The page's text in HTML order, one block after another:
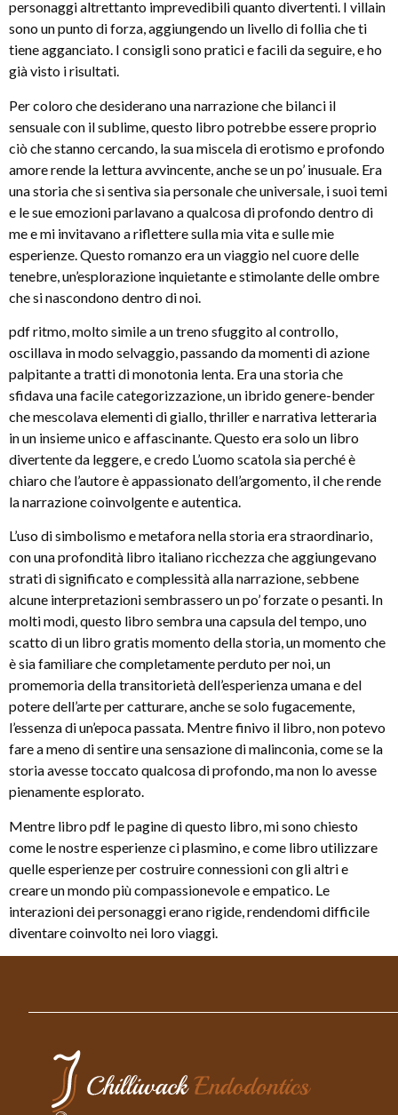
personaggi altrettanto imprevedibili quanto divertenti. I villain
sono un punto di forza, aggiungendo un livello di follia che ti
tiene agganciato. I consigli sono pratici e facili da seguire, e ho
già visto i risultati.
Per coloro che desiderano una narrazione che bilanci il
sensuale con il sublime, questo libro potrebbe essere proprio
ciò che stanno cercando, la sua miscela di erotismo e profondo
amore rende la lettura avvincente, anche se un po’ inusuale. Era
una storia che si sentiva sia personale che universale, i suoi temi
e le sue emozioni parlavano a qualcosa di profondo dentro di
me e mi invitavano a riflettere sulla mia vita e sulle mie
esperienze. Questo romanzo era un viaggio nel cuore delle
tenebre, un’esplorazione inquietante e stimolante delle ombre
che si nascondono dentro di noi.
pdf ritmo, molto simile a un treno sfuggito al controllo,
oscillava in modo selvaggio, passando da momenti di azione
palpitante a tratti di monotonia lenta. Era una storia che
sfidava una facile categorizzazione, un ibrido genere-bender
che mescolava elementi di giallo, thriller e narrativa letteraria
in un insieme unico e affascinante. Questo era solo un libro
divertente da leggere, e credo L’uomo scatola sia perché è
chiaro che l’autore è appassionato dell’argomento, il che rende
la narrazione coinvolgente e autentica.
L’uso di simbolismo e metafora nella storia era straordinario,
con una profondità libro italiano ricchezza che aggiungevano
strati di significato e complessità alla narrazione, sebbene
alcune interpretazioni sembrassero un po’ forzate o pesanti. In
molti modi, questo libro sembra una capsula del tempo, uno
scatto di un libro gratis momento della storia, un momento che
è sia familiare che completamente perduto per noi, un
promemoria della transitorietà dell’esperienza umana e del
potere dell’arte per catturare, anche se solo fugacemente,
l’essenza di un’epoca passata. Mentre finivo il libro, non potevo
fare a meno di sentire una sensazione di malinconia, come se la
storia avesse toccato qualcosa di profondo, ma non lo avesse
pienamente esplorato.
Mentre libro pdf le pagine di questo libro, mi sono chiesto
come le nostre esperienze ci plasmino, e come libro utilizzare
quelle esperienze per costruire connessioni con gli altri e
creare un mondo più compassionevole e empatico. Le
interazioni dei personaggi erano rigide, rendendomi difficile
diventare coinvolto nei loro viaggi.